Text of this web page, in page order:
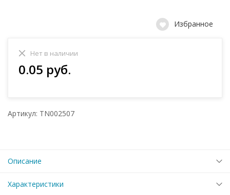
Избранное
Нет в наличии
0.05 руб.
Артикул: TN002507
Описание
Характеристики